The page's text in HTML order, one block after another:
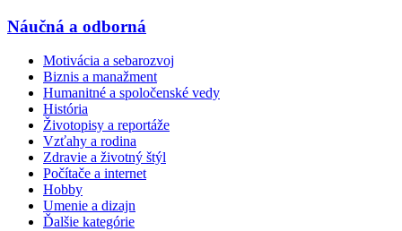
Náučná a odborná
Motivácia a sebarozvoj
Biznis a manažment
Humanitné a spoločenské vedy
História
Životopisy a reportáže
Vzťahy a rodina
Zdravie a životný štýl
Počítače a internet
Hobby
Umenie a dizajn
Ďalšie kategórie